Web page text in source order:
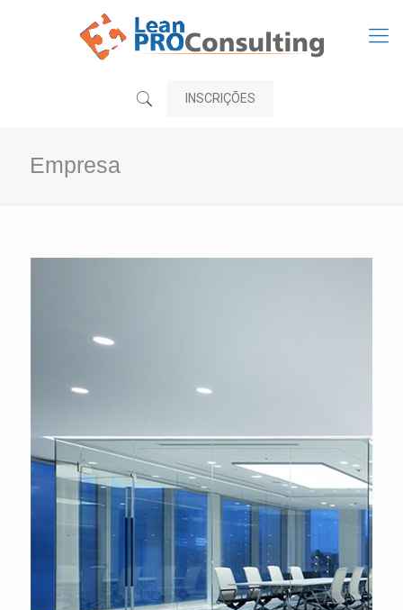
INSCRIÇÕES
Empresa